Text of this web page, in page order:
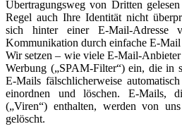
Übertragungsweg von Dritten
Regel auch Ihre Identität nicht
sich hinter einer E-Mail-Adresse
Kommunikation durch einfache E-
Wir setzen – wie viele E-Mail-
Werbung („SPAM-Filter“) ein, die in
E-Mails fälschlicherweise
einordnen und löschen. E-Mails,
(„Viren“) enthalten, werden von
gelöscht.